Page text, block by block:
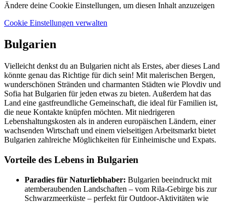
Ändere deine Cookie Einstellungen, um diesen Inhalt anzuzeigen
Cookie Einstellungen verwalten
Bulgarien
Vielleicht denkst du an Bulgarien nicht als Erstes, aber dieses Land
könnte genau das Richtige für dich sein! Mit malerischen Bergen,
wunderschönen Stränden und charmanten Städten wie Plovdiv und
Sofia hat Bulgarien für jeden etwas zu bieten. Außerdem hat das
Land eine gastfreundliche Gemeinschaft, die ideal für Familien ist,
die neue Kontakte knüpfen möchten. Mit niedrigeren
Lebenshaltungskosten als in anderen europäischen Ländern, einer
wachsenden Wirtschaft und einem vielseitigen Arbeitsmarkt bietet
Bulgarien zahlreiche Möglichkeiten für Einheimische und Expats.
Vorteile des Lebens in Bulgarien
Paradies für Naturliebhaber: Bulgarien beeindruckt mit
atemberaubenden Landschaften – vom Rila-Gebirge bis zur
Schwarzmeerküste – perfekt für Outdoor-Aktivitäten wie